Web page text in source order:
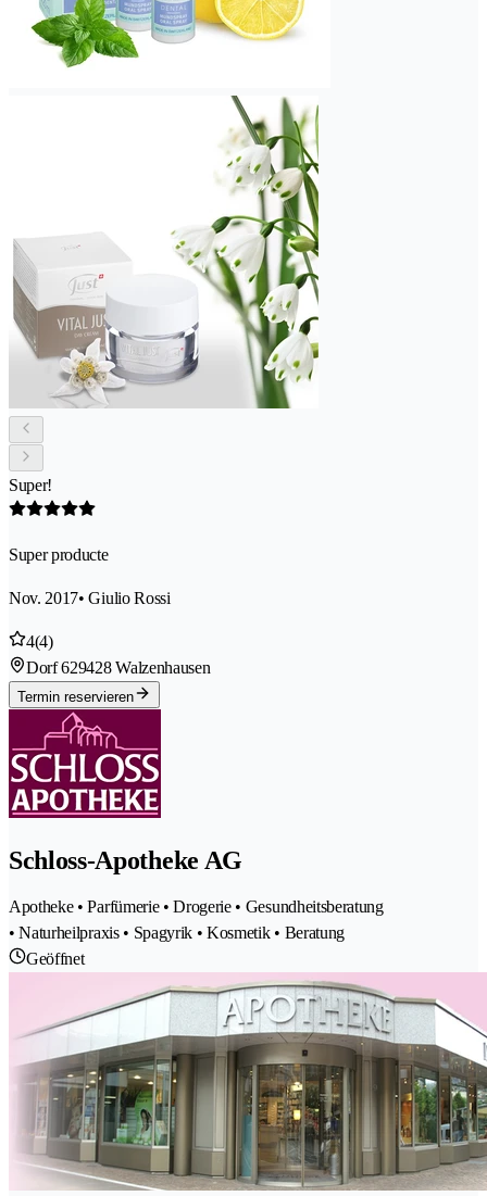
Super!
Super producte
Nov. 2017• Giulio Rossi
4(4)
Dorf 629428 Walzenhausen
Termin reservieren
Schloss-Apotheke AG
Apotheke • Parfümerie • Drogerie • Gesundheitsberatung
• Naturheilpraxis • Spagyrik • Kosmetik • Beratung
Geöffnet